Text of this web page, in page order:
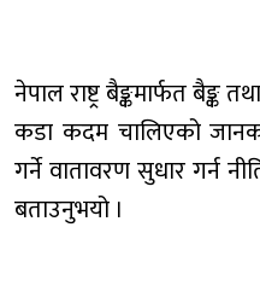
नेपाल राष्ट्र बैङ्कमार्फत बैङ्क
कडा कदम चालिएको
गर्ने वातावरण सुधार गर्न
बताउनुभयो ।